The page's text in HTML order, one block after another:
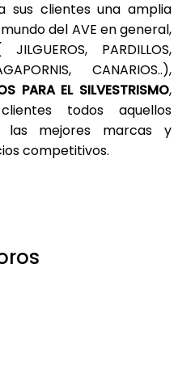
sus clientes una amplia
del AVE en general,
PARDILLOS,
CANARIOS..),
PARA EL SILVESTRISMO,
todos aquellos
las mejores marcas y
competitivos.